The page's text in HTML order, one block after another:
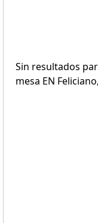
Sin resultados
mesa EN